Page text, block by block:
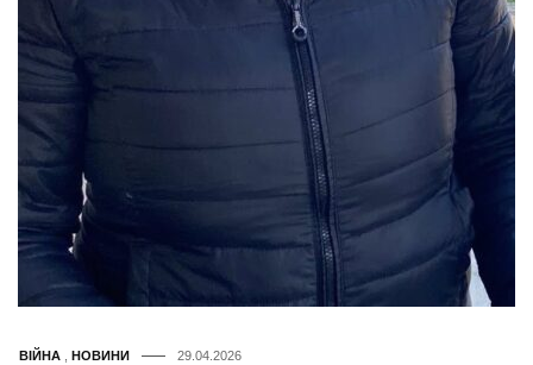
ВІЙНА НОВИНИ 29.04.2026